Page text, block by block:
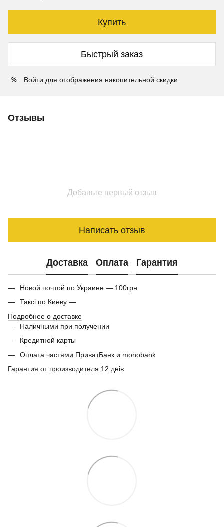
Купить
Быстрый заказ
% Войти для отображения накопительной скидки
Отзывы
Добавьте первый отзыв
Написать отзыв
Доставка Оплата Гарантия
Новой почтой по Украине — 100грн.
Таксі по Киеву —
Подробнее о доставке
Наличными при получении
Кредитной карты
Оплата частями ПриватБанк и monobank
Гарантия от производителя 12 днів